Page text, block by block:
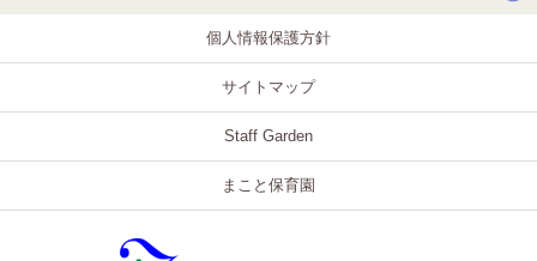
個人情報保護方針
サイトマップ
Staff Garden
まこと保育園